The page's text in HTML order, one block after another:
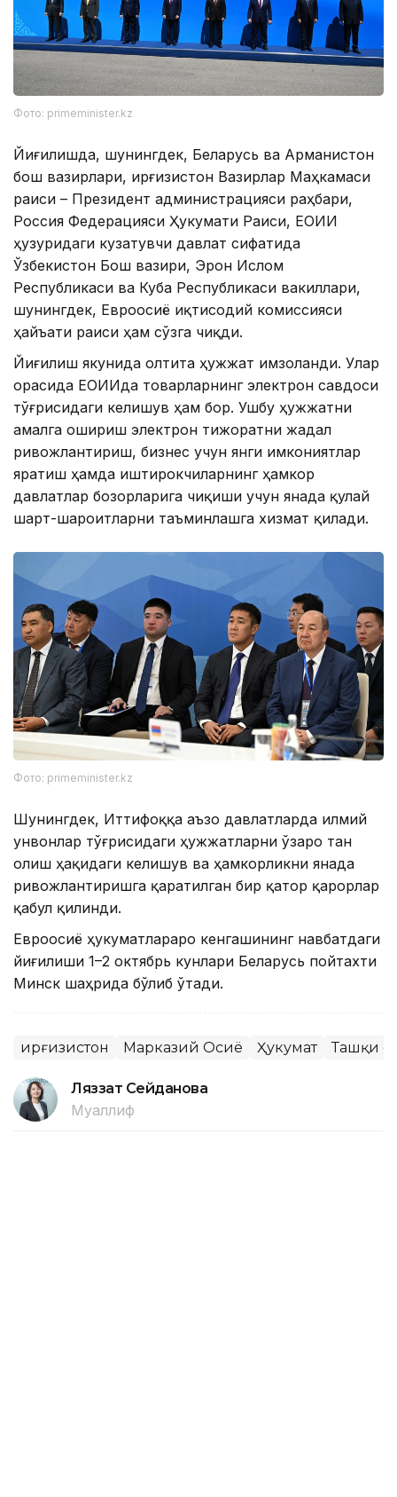
Фото: primeminister.kz
Йиғилишда, шунингдек, Беларусь ва Арманистон
бош вазирлари, Қирғизистон Вазирлар Маҳкамаси
раиси – Президент администрацияси раҳбари,
Россия Федерацияси Ҳукумати Раиси, ЕОИИ
ҳузуридаги кузатувчи давлат сифатида
Ўзбекистон Бош вазири, Эрон Ислом
Республикаси ва Куба Республикаси вакиллари,
шунингдек, Евроосиё иқтисодий комиссияси
ҳайъати раиси ҳам сўзга чиқди.
Йиғилиш якунида олтита ҳужжат имзоланди. Улар
орасида ЕОИИда товарларнинг электрон савдоси
тўғрисидаги келишув ҳам бор. Ушбу ҳужжатни
амалга ошириш электрон тижоратни жадал
ривожлантириш, бизнес учун янги имкониятлар
яратиш ҳамда иштирокчиларнинг ҳамкор
давлатлар бозорларига чиқиши учун янада қулай
шарт-шароитларни таъминлашга хизмат қилади.
Фото: primeminister.kz
Шунингдек, Иттифоққа аъзо давлатларда илмий
унвонлар тўғрисидаги ҳужжатларни ўзаро тан
олиш ҳақидаги келишув ва ҳамкорликни янада
ривожлантиришга қаратилган бир қатор қарорлар
қабул қилинди.
Евроосиё ҳукуматлараро кенгашининг навбатдаги
йиғилиши 1–2 октябрь кунлари Беларусь пойтахти
Минск шаҳрида бўлиб ўтади.
Қирғизистон Марказий Осиё Ҳукумат Ташқи
Ляззат Сейданова
Муаллиф